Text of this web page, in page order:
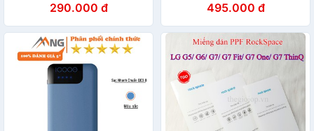
mAh, Hàng chính hãng bảo
hành 12 tháng
290.000 đ
- Hàng chính hãng bảo hành
12 tháng
495.000 đ